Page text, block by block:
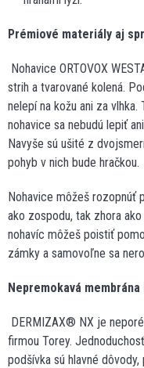
Prémiové materiály aj
Nohavice ORTOVOX
strih a tvarované kolená.
nelepí na kožu ani za
nohavice sa nebudú lepiť
Navyše sú ušité z
pohyb v nich bude hračkou.
Nohavice môžeš rozopnúť
ako zospodu, tak zhora
nohavíc môžeš poistiť
zámky a samovoľne sa
Nepremokavá membrána
DERMIZAX® NX je
firmou Torey.
podšívka sú hlavné